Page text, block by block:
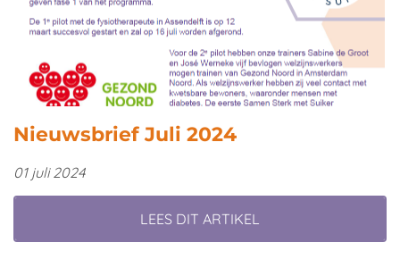
Nieuwsbrief Juli 2024
01 juli 2024
LEES DIT ARTIKEL